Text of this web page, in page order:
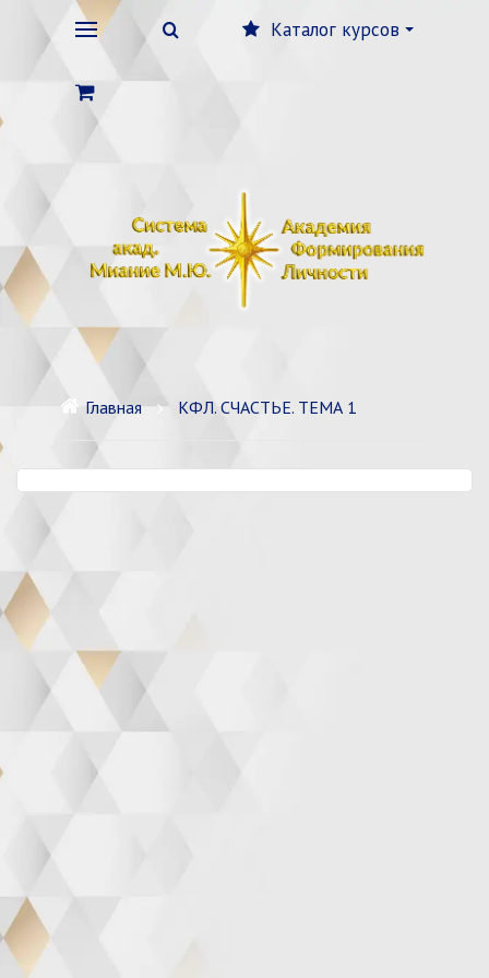
Каталог курсов
Главная КФЛ. СЧАСТЬЕ. ТЕМА 1